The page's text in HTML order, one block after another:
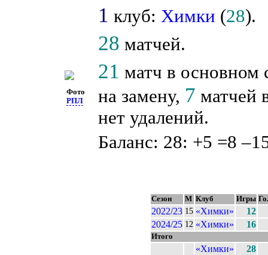
Фото
РПЛ
1 клуб:Химки (28).
28 матчей.
21 матч в основном
на замену, 7 матчей
нет удалений.
Баланс: 28: +5 =8
Сезон М Клуб Игры
2022/23 15 «Химки»
12
2024/25 12 «Химки» 16
Итого
«Химки» 28